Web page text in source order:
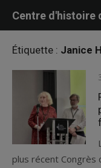
Centre d'histoire
Étiquette : Janice
plus récent Congrès